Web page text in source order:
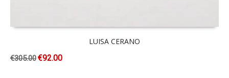
LUISA CERANO
€305.00€92.00